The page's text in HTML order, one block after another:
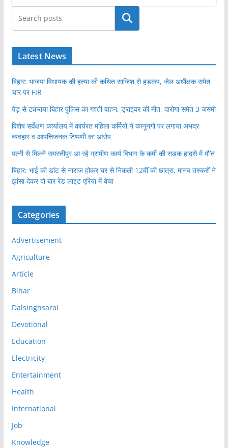
खोजें
Latest News
बिहार: भाजपा विधायक की हत्या की कथित साजिश से हड़कंप, जेल अधीक्षक समेत
चार पर FIR
पेड़ से टकराया बिहार पुलिस का गश्ती वाहन, ड्राइवर की मौत, दारोगा समेत 3 जख्मी
विशेष सर्वेक्षण कार्यालय में कार्यरत महिला कर्मियों ने कानूनगो पर लगाया अभद्र
व्यवहार व आपत्तिजनक टिप्पणी का आरोप
पत्नी से मिलने समस्तीपुर आ रहे ग्रामीण कार्य विभाग के कर्मी की सड़क हादसे में मौ’त
बिहार: भाई की डांट से नाराज होकर घर से निकली 12वीं की छात्रा, मानव तस्करों ने
झांसा देकर दो बार रेड लाइट एरिया में बेचा
Categories
Advertisement
Agriculture
Article
Bihar
Dalsinghsarai
Devotional
Education
Electricity
Entertainment
Health
International
Job
Knowledge